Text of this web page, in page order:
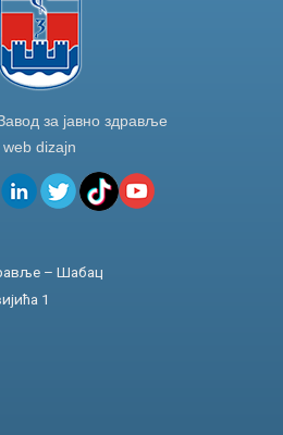
за јавно здравље
web dizajn
– Шабац
1